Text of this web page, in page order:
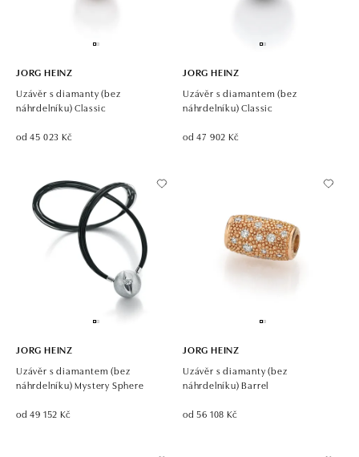
JORG HEINZ
Uzávěr s diamanty (bez
náhrdelníku) Classic
od 45 023 Kč
JORG HEINZ
Uzávěr s diamantem (bez
náhrdelníku) Classic
od 47 902 Kč
JORG HEINZ
Uzávěr s diamantem (bez
náhrdelníku) Mystery Sphere
od 49 152 Kč
JORG HEINZ
Uzávěr s diamanty (bez
náhrdelníku) Barrel
od 56 108 Kč